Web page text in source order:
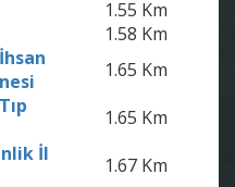
1.55 Km
1.58 Km
1.65 Km
1.65 Km
İl
1.67 Km